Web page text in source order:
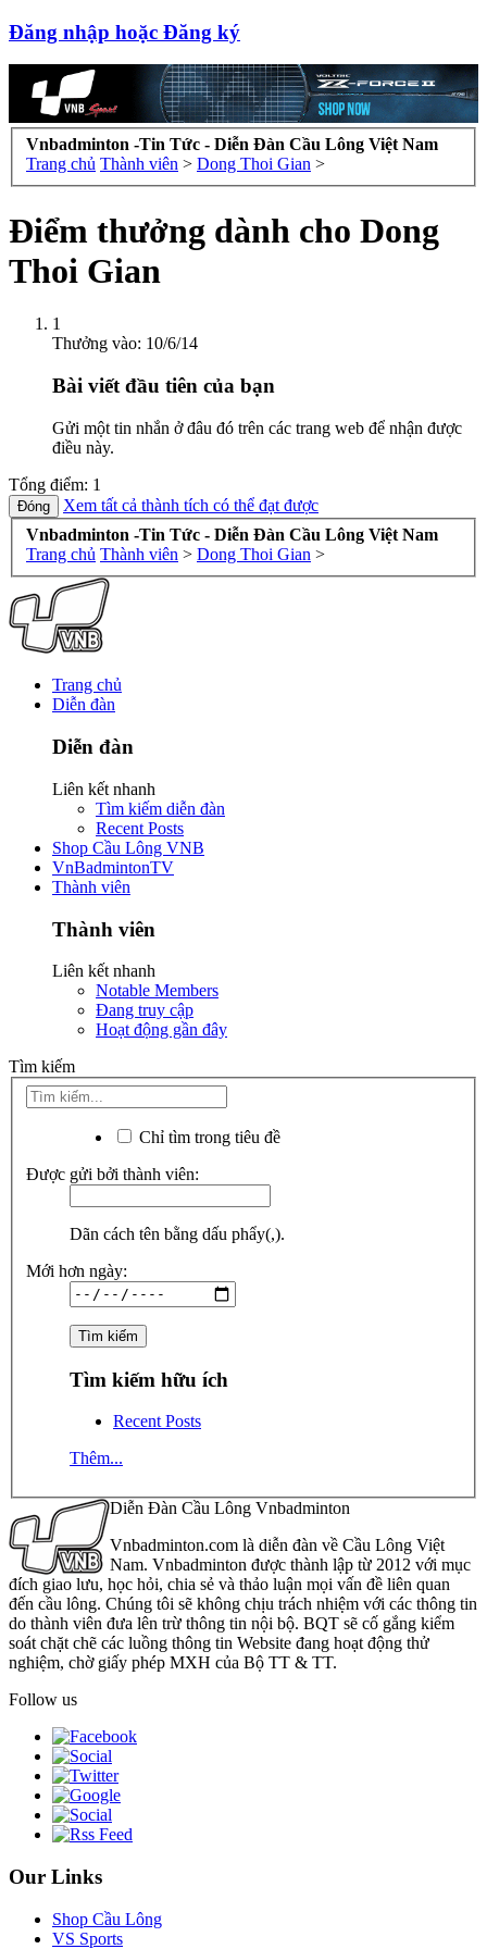
Đăng nhập hoặc Đăng ký
Vnbadminton -Tin Tức - Diễn Đàn Cầu Lông Việt Nam
Trang chủ Thành viên > Dong Thoi Gian >
Điểm thưởng dành cho Dong
Thoi Gian
1
Thưởng vào: 10/6/14
Bài viết đầu tiên của bạn
Gửi một tin nhắn ở đâu đó trên các trang web để nhận được
điều này.
Tổng điểm: 1
Xem tất cả thành tích có thể đạt được
Vnbadminton -Tin Tức - Diễn Đàn Cầu Lông Việt Nam
Trang chủ Thành viên > Dong Thoi Gian >
Trang chủ
Diễn đàn
Diễn đàn
Liên kết nhanh
Tìm kiếm diễn đàn
Recent Posts
Shop Cầu Lông VNB
VnBadmintonTV
Thành viên
Thành viên
Liên kết nhanh
Notable Members
Đang truy cập
Hoạt động gần đây
Tìm kiếm
Chỉ tìm trong tiêu đề
Được gửi bởi thành viên:
Dãn cách tên bằng dấu phẩy(,).
Mới hơn ngày:
Tìm kiếm hữu ích
Recent Posts
Thêm...
Diễn Đàn Cầu Lông Vnbadminton
Vnbadminton.com là diễn đàn về Cầu Lông Việt
Nam. Vnbadminton được thành lập từ 2012 với mục
đích giao lưu, học hỏi, chia sẻ và thảo luận mọi vấn đề liên quan
đến cầu lông. Chúng tôi sẽ không chịu trách nhiệm với các thông tin
do thành viên đưa lên trừ thông tin nội bộ. BQT sẽ cố gắng kiểm
soát chặt chẽ các luồng thông tin Website đang hoạt động thử
nghiệm, chờ giấy phép MXH của Bộ TT & TT.
Follow us
Our Links
Shop Cầu Lông
VS Sports